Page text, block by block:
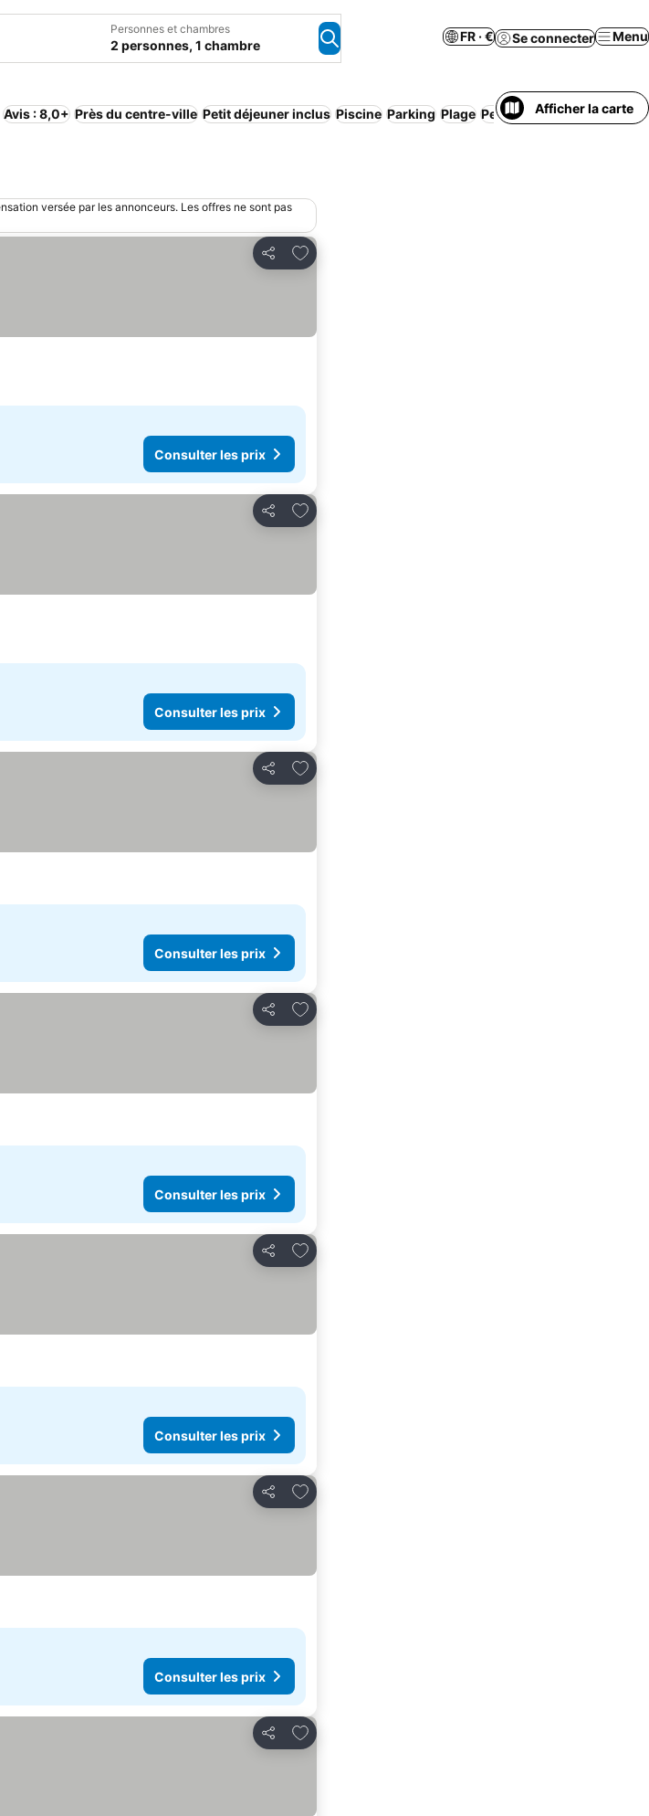
Personnes et chambres
2 personnes, 1 chambre
FR · € Se connecter Menu
Avis : 8,0+ Près du centre-ville Petit déjeuner inclus Piscine Parking Plage Pension complète
Afficher la carte
versée par les annonceurs. Les offres ne sont pas
Partager
Ajouter à mes favoris
Consulter les prix
Partager
Ajouter à mes favoris
Consulter les prix
Partager
Ajouter à mes favoris
Consulter les prix
Partager
Ajouter à mes favoris
Consulter les prix
Partager
Ajouter à mes favoris
Consulter les prix
Partager
Ajouter à mes favoris
Consulter les prix
Partager
Ajouter à mes favoris